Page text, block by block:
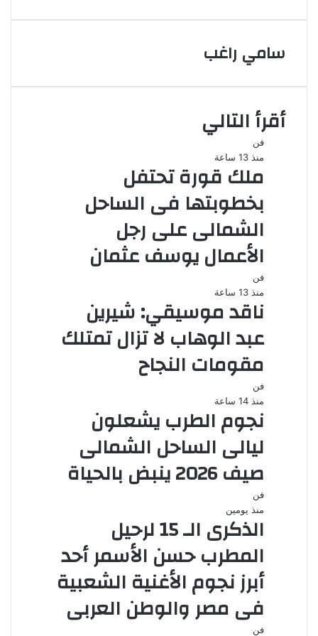
البريد
سامي راغب
أقرأ التالي
فن
منذ 13 ساعة
ملك قورة تحتفل
بخطوبتها فى الساحل
الشمالى على رجل
الأعمال يوسف عثمان
فن
منذ 13 ساعة
ناقد موسيقي: شيرين
عبد الوهاب لا تزال تمتلك
مقومات النجاح
فن
منذ 14 ساعة
نجوم الطرب يشعلون
ليالى الساحل الشمالى
صيف 2026 ينبض بالحياة
فن
منذ يومين
الذكرى الـ 15 لرحيل
المطرب حسن الأسمر أحد
أبرز نجوم الأغنية الشعبية
فى مصر والوطن العربى
فن